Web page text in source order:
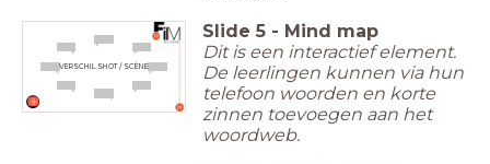
VERSCHIL SHOT / SCÈNE
Slide 5 - Mind map
Dit is een interactief element.
De leerlingen kunnen via hun
telefoon woorden en korte
zinnen toevoegen aan het
woordweb.